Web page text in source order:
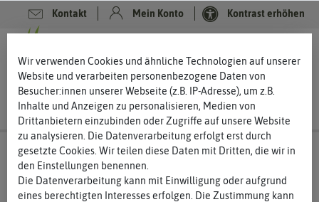
Kontakt Mein Konto Kontrast erhöhen
Wir verwenden Cookies und ähnliche Technologien auf unserer
Website und verarbeiten personenbezogene Daten von
Besucher:innen unserer Webseite (z.B. IP-Adresse), um z.B.
Inhalte und Anzeigen zu personalisieren, Medien von
Drittanbietern einzubinden oder Zugriffe auf unsere Website
zu analysieren. Die Datenverarbeitung erfolgt erst durch
gesetzte Cookies. Wir teilen diese Daten mit Dritten, die wir in
den Einstellungen benennen.
Die Datenverarbeitung kann mit Einwilligung oder aufgrund
eines berechtigten Interesses erfolgen. Die Zustimmung kann